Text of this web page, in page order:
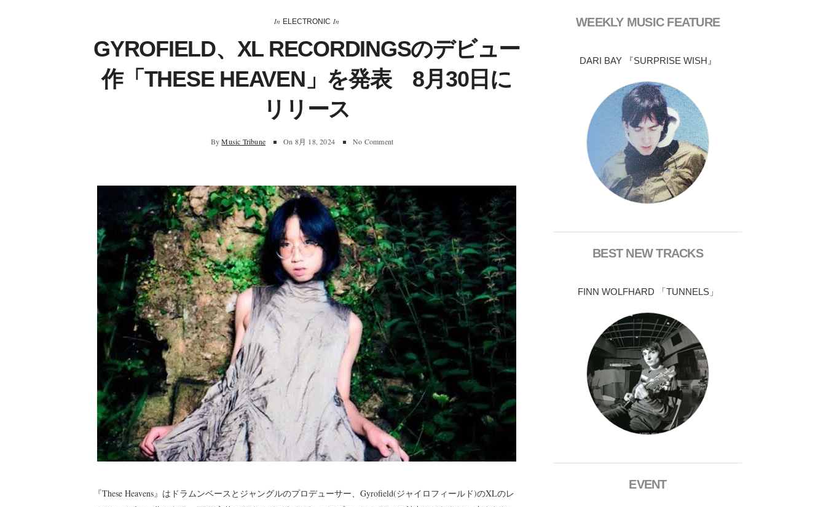
In ELECTRONIC In
GYROFIELD、XL RECORDINGSのデビュー
作「THESE HEAVEN」を発表 8月30日に
リリース
By Music Tribune On 8月 18, 2024 No Comment
『These Heavens』はドラムンベースとジャングルのプロデューサー、Gyrofield(ジャイロフィールド)のXLのレ
WEEKLY MUSIC FEATURE
DARI BAY 『SURPRISE WISH』
BEST NEW TRACKS
FINN WOLFHARD 「TUNNELS」
EVENT